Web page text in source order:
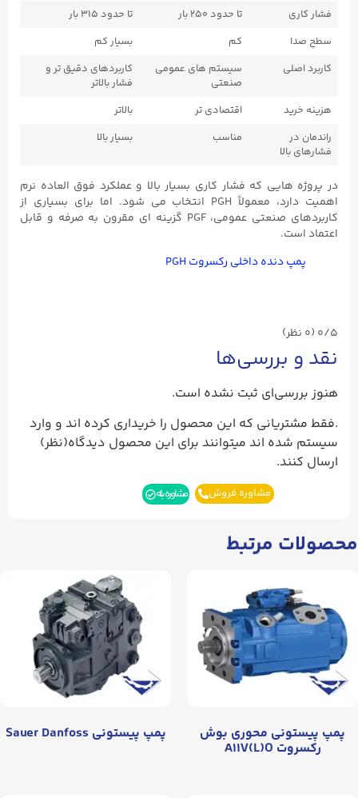
فشار کاری
تا حدود ۲۵۰ بار
تا حدود ۳۱۵ بار
سطح صدا
کم
بسیار کم
کاربرد اصلی
سیستم‌ های عمومی
صنعتی
کاربردهای دقیق ‌تر و
فشار بالاتر
هزینه خرید
اقتصادی ‌تر
بالاتر
راندمان در
فشارهای بالا
مناسب بسیار بالا
در پروژه ‌هایی که فشار کاری بسیار بالا و عملکرد فوق‌ العاده نرم
اهمیت دارد، معمولاً PGH انتخاب می ‌شود. اما برای بسیاری از
کاربردهای صنعتی عمومی، PGF گزینه‌ ای مقرون ‌به ‌صرفه و قابل
اعتماد است.
پمپ دنده داخلی رکسروت PGH
0/5 (۰ نظر)
نقد و بررسی‌ها
هنوز بررسی‌ای ثبت نشده است.
.فقط مشتریانی که این محصول را خریداری کرده اند و وارد
سیستم شده اند میتوانند برای این محصول دیدگاه(نظر)
ارسال کنند.
مشاوره فروش مشاوره بله
محصولات مرتبط
پمپ پیستونی محوری بوش
رکسروت A۱۱V(L)O
پمپ پیستونی Sauer Danfoss